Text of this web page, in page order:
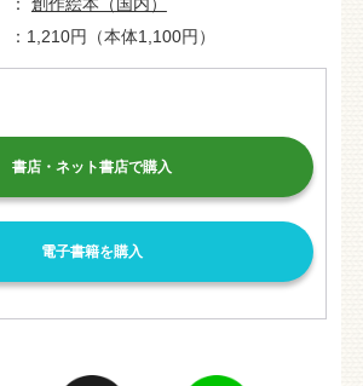
創作絵本（国内）
1,210円（本体1,100円）
書店・ネット書店で購入
電子書籍を購入